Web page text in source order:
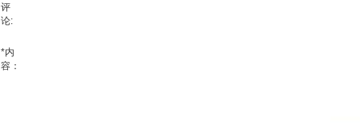
评
论:
*内
容：